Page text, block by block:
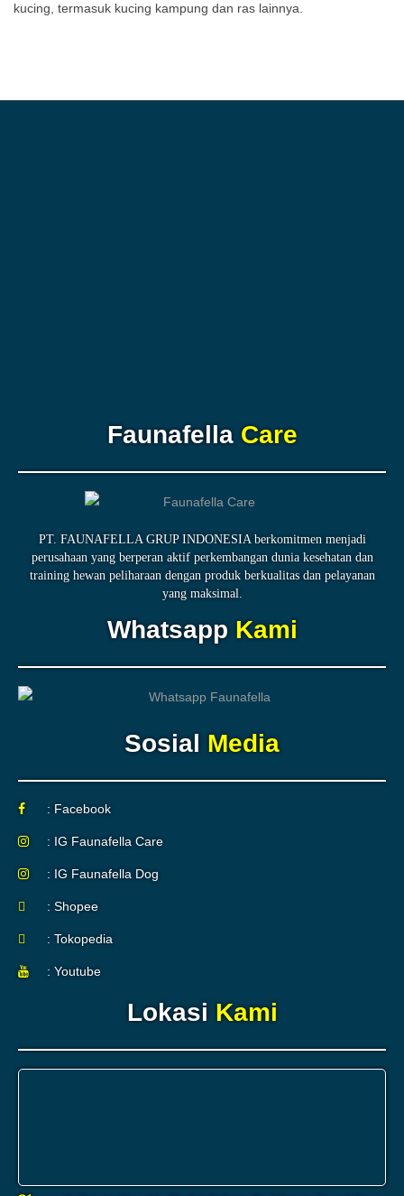
kucing, termasuk kucing kampung dan ras lainnya.
FaunafellaCare
PT. FAUNAFELLA GRUP INDONESIA berkomitmen menjadi
perusahaan yang berperan aktif perkembangan dunia kesehatan dan
training hewan peliharaan dengan produk berkualitas dan pelayanan
yang maksimal.
WhatsappKami
Sosial Media
: Facebook
: IG Faunafella Care
: IG Faunafella Dog
: Shopee
: Tokopedia
: Youtube
Lokasi Kami